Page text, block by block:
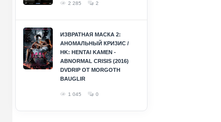
2 285 2
ИЗВРАТНАЯ МАСКА 2:
АНОМАЛЬНЫЙ КРИЗИС /
HK: HENTAI KAMEN -
ABNORMAL CRISIS (2016)
DVDRIP ОТ MORGOTH
BAUGLIR
1 045 0